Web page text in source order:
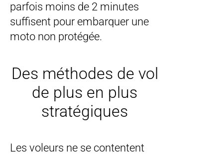
parfois moins de 2 minutes
suffisent pour embarquer une
moto non protégée.
Des méthodes de vol
de plus en plus
stratégiques
Les voleurs ne se contentent